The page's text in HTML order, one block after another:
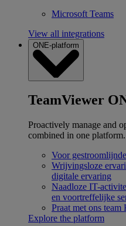
Microsoft Teams
View all integrations
ONE-platform
TeamViewer
Proactively manage and
combined in one platform.
Voor
Wrijvingsloze
digitale ervaring
Naadloze IT-
en voortreffelijke
Praat met ons team
Explore the platform